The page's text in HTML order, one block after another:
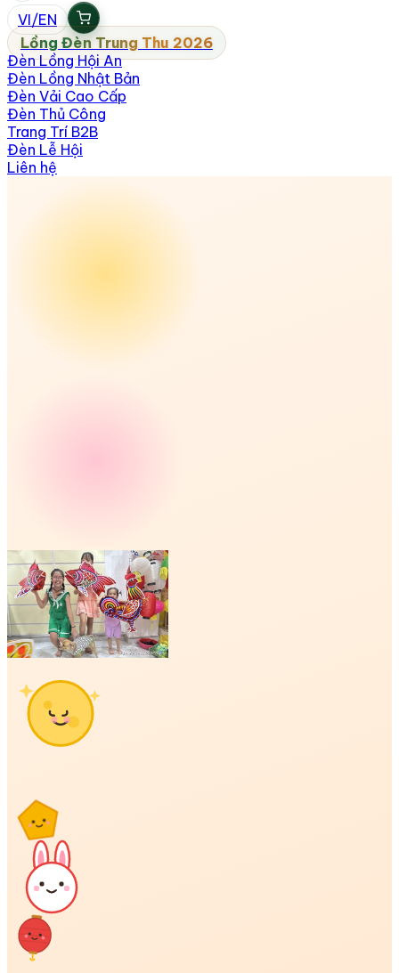
VI/EN
Lồng Đèn Trung Thu 2026
Đèn Lồng Hội An
Đèn Lồng Nhật Bản
Đèn Vải Cao Cấp
Đèn Thủ Công
Trang Trí B2B
Đèn Lễ Hội
Liên hệ